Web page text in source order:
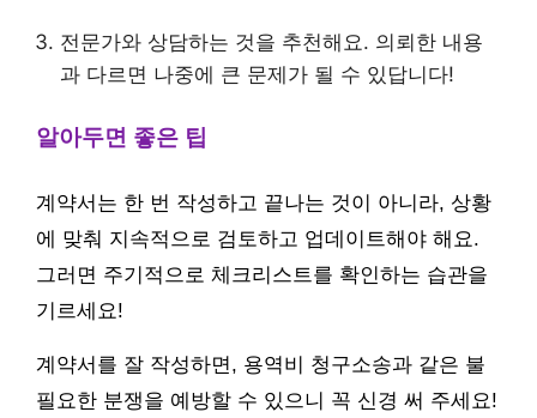
전문가와 상담하는 것을 추천해요. 의뢰한 내용
과 다르면 나중에 큰 문제가 될 수 있답니다!
알아두면 좋은 팁
계약서는 한 번 작성하고 끝나는 것이 아니라, 상황
에 맞춰 지속적으로 검토하고 업데이트해야 해요.
그러면 주기적으로 체크리스트를 확인하는 습관을
기르세요!
계약서를 잘 작성하면, 용역비 청구소송과 같은 불
필요한 분쟁을 예방할 수 있으니 꼭 신경 써 주세요!